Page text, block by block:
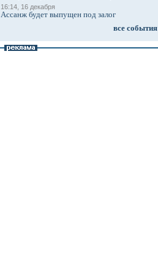
16:14, 16 декабря
Ассанж будет выпущен под залог
все события